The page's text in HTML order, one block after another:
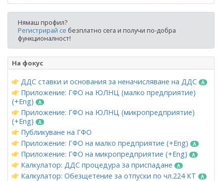
Нямаш профил?
Регистрирай се безплатно сега и получи по-добра
функционалност!
На фокус
ДДС ставки и основания за неначисляване на ДДС
Приложение: ГФО на ЮЛНЦ (малко предприятие)
(+Eng)
Приложение: ГФО на ЮЛНЦ (микропредприятие)
(+Eng)
Публикуване на ГФО
Приложение: ГФО на малко предприятие (+Eng)
Приложение: ГФО на микропредприятие (+Eng)
Калкулатор: ДДС процедура за приспадане
Калкулатор: Обезщетение за отпуски по чл.224 КТ